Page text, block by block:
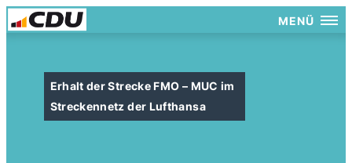
MENÜ
Erhalt der Strecke FMO – MUC im
Streckennetz der Lufthansa